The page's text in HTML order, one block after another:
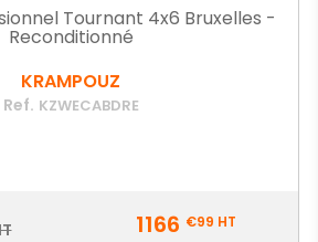
Tournant 4x6 Bruxelles -
Reconditionné
KRAMPOUZ
Ref. KZWECABDRE
1166 €99 HT